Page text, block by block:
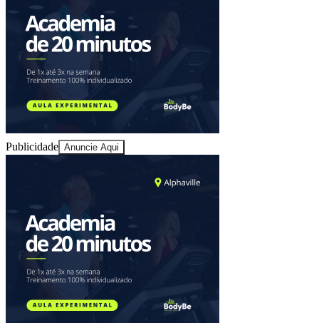
Vitória
Publicidade Anuncie Aqui